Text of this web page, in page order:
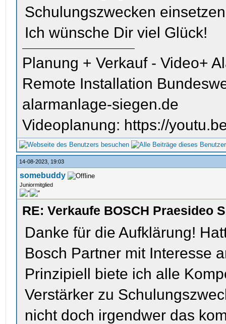
Schulungszwecken
Ich wünsche Dir viel Glück!
Planung + Verkauf - Video+
Remote Installation
alarmanlage-siegen.de
Videoplanung: https://
14-08-2023, 19:03
somebuddy
Juniormitglied
RE: Verkaufe BOSCH Praesideo
Danke für die Aufklärung!
Bosch Partner mit Interesse
Prinzipiell biete ich alle
Verstärker zu
nicht doch irgendwer das